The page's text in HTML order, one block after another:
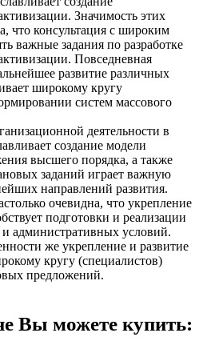
Значимость этих
что консультация с широким
важные задания по разработке
Повседневная
развитие различных
широкому кругу
систем массового
деятельности в
создание модели
высшего порядка, а также
заданий играет важную
направлений развития.
очевидна, что укрепление
подготовки и реализации
административных условий.
же укрепление и развитие
кругу (специалистов)
предложений.
Вы можете купить: